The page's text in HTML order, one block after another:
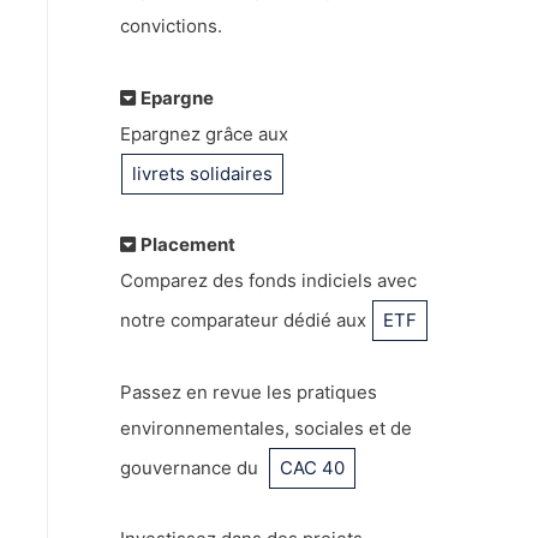
convictions.
Epargne
Epargnez grâce aux
livrets solidaires
Placement
Comparez des fonds indiciels avec
notre comparateur dédié aux
ETF
Passez en revue les pratiques
environnementales, sociales et de
gouvernance du
CAC 40